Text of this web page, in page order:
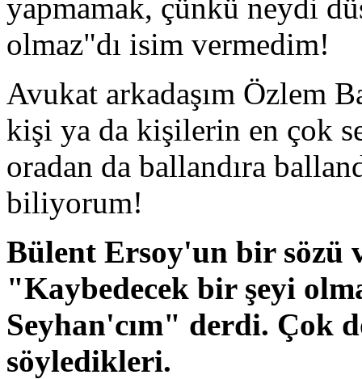
yapmamak, çünkü neydi
olmaz"dı isim vermedim!
Avukat arkadaşım Özlem
kişi ya da kişilerin en çok
oradan da ballandıra
biliyorum!
Bülent Ersoy'un bir sözü
"Kaybedecek bir şeyi
Seyhan'cım" derdi. Çok
söyledikleri.